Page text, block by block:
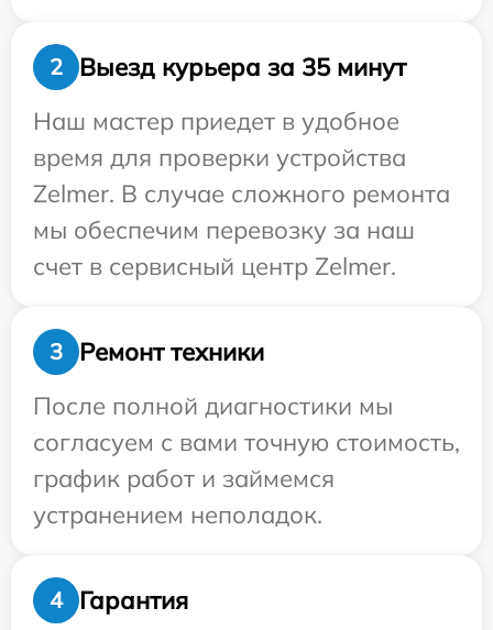
2
Выезд курьера за 35 минут
Наш мастер приедет в удобное
время для проверки устройства
Zelmer. В случае сложного ремонта
мы обеспечим перевозку за наш
счет в сервисный центр Zelmer.
3
Ремонт техники
После полной диагностики мы
согласуем с вами точную стоимость,
график работ и займемся
устранением неполадок.
4
Гарантия